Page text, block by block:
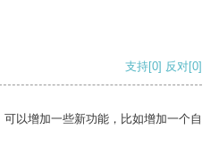
支持[0] 反对[0]
以增加一些新功能，比如增加一个自